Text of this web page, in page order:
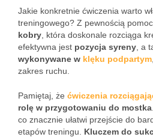
Jakie konkretnie ćwiczenia warto
treningowego? Z pewnością
kobry , która doskonale rozciąga
efektywna jest pozycja syreny , a
wykonywane w klęku podpartym
zakres ruchu.
Pamiętaj, że ćwiczenia
rolę w przygotowaniu do mostka
co znacznie ułatwi przejście do
etapów treningu. Kluczem do